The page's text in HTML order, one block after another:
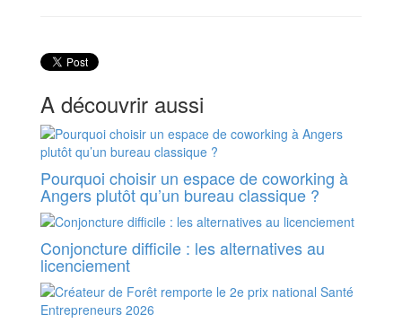
A découvrir aussi
Pourquoi choisir un espace de coworking à
Angers plutôt qu’un bureau classique ?
Conjoncture difficile : les alternatives au
licenciement